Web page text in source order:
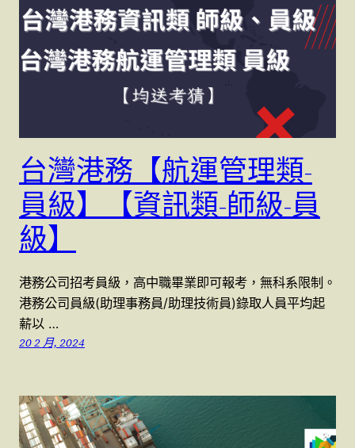
台灣港務【航運管理類-
員級】【資訊類-師級-員
級】
港務公司招考員級，高中職畢業即可報考，無科系限制。
港務公司員級(助理事務員/助理技術員)錄取人員平均起
薪以 …
20 2 月, 2024